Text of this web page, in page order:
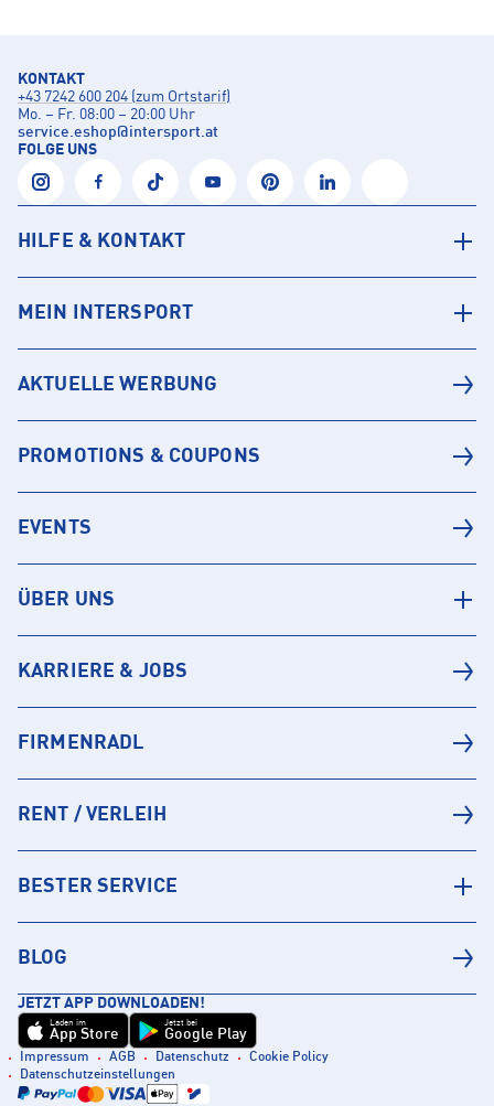
KONTAKT
+43 7242 600 204 (zum Ortstarif)
Mo. – Fr. 08:00 – 20:00 Uhr
service.eshop@intersport.at
FOLGE UNS
HILFE & KONTAKT
MEIN INTERSPORT
AKTUELLE WERBUNG
PROMOTIONS & COUPONS
EVENTS
ÜBER UNS
KARRIERE & JOBS
FIRMENRADL
RENT / VERLEIH
BESTER SERVICE
BLOG
JETZT APP DOWNLOADEN!
Laden im
App Store
Jetzt bei
Google Play
Impressum AGB Datenschutz
Cookie Policy
Datenschutzeinstellungen